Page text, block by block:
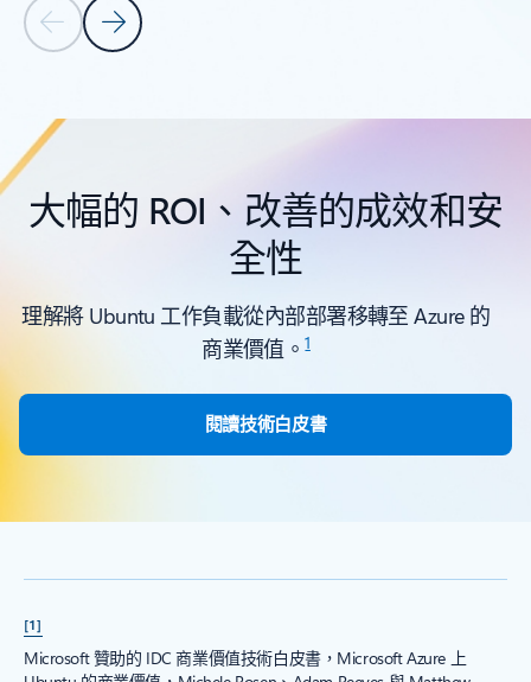
上一張投影片下一張投影片
返回 [資源 - 學習路徑和模組] 索引標籤區段
大幅的 ROI、改善的成效和安
全性
理解將 Ubuntu 工作負載從內部部署移轉至 Azure 的
商業價值。1
閱讀技術白皮書
[1]
Microsoft 贊助的 IDC 商業價值技術白皮書，Microsoft Azure 上